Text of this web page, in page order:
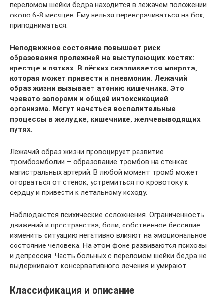
переломом шейки бедра находится в лежачем положении
около 6-8 месяцев. Ему нельзя переворачиваться на бок,
приподниматься.
Неподвижное состояние повышает риск
образования пролежней на выступающих костях:
крестце и пятках. В лёгких скапливается мокрота,
которая может привести к пневмонии. Лежачий
образ жизни вызывает атонию кишечника. Это
чревато запорами и общей интоксикацией
организма. Могут начаться воспалительные
процессы в желудке, кишечнике, желчевыводящих
путях.
Лежачий образ жизни провоцирует развитие
тромбоэмболии – образование тромбов на стенках
магистральных артерий. В любой момент тромб может
оторваться от стенок, устремиться по кровотоку к
сердцу и привести к летальному исходу.
Наблюдаются психические осложнения. Ограниченность
движений и пространства, боли, собственное бессилие
изменить ситуацию негативно влияют на эмоциональное
состояние человека. На этом фоне развиваются психозы
и депрессия. Часть больных с переломом шейки бедра не
выдерживают консервативного лечения и умирают.
Классификация и описание